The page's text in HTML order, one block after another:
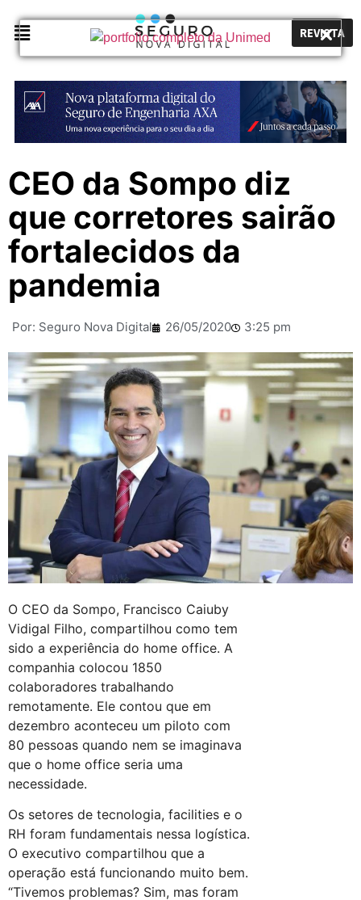
REVISTA
CEO da Sompo diz
que corretores sairão
fortalecidos da
pandemia
Por: Seguro Nova Digital 26/05/2020 3:25 pm
O CEO da Sompo, Francisco Caiuby
Vidigal Filho, compartilhou como tem
sido a experiência do home office. A
companhia colocou 1850
colaboradores trabalhando
remotamente. Ele contou que em
dezembro aconteceu um piloto com
80 pessoas quando nem se imaginava
que o home office seria uma
necessidade.
Os setores de tecnologia, facilities e o
RH foram fundamentais nessa logística.
O executivo compartilhou que a
operação está funcionando muito bem.
“Tivemos problemas? Sim, mas foram